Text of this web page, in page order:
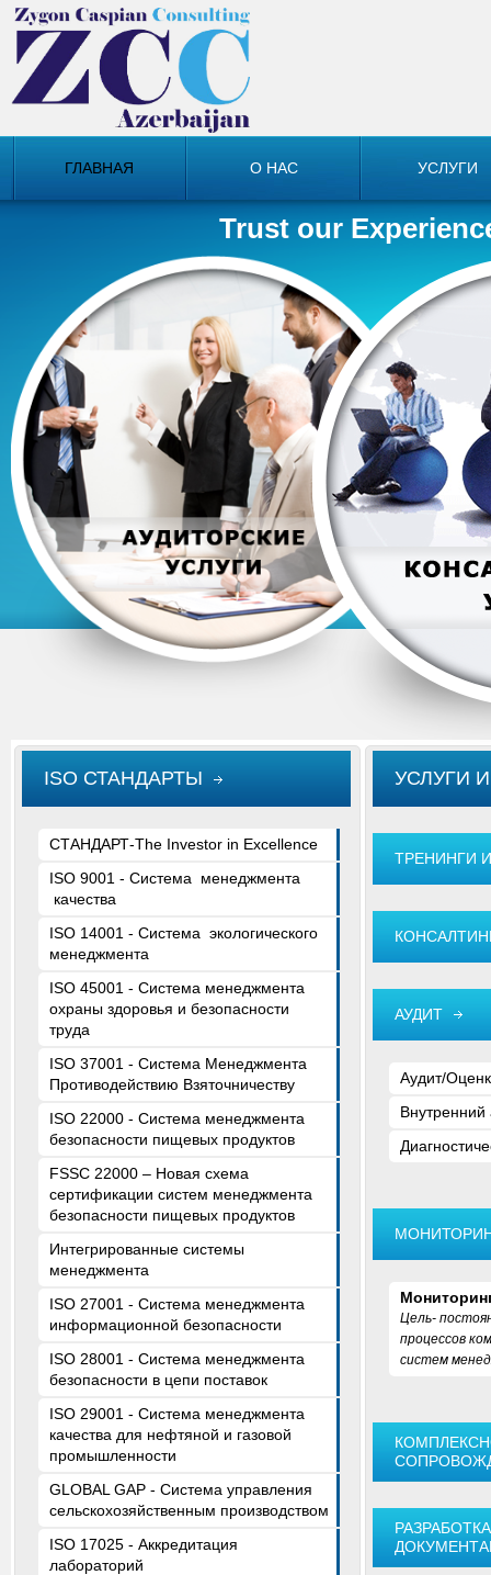
ГЛАВНАЯ О НАС УСЛУГИ
Trust our
ISO СТАНДАРТЫ
СТАНДАРТ-The Investor in Excellence
ISO 9001 - Система менеджмента
качества
ISO 14001 - Cистема экологического
менеджмента
ISO 45001 - Система менеджмента
охраны здоровья и безопасности
труда
ISO 37001 - Система Менеджмента
Противодействию Взяточничеству
ISO 22000 - Система менеджмента
безопасности пищевых продуктов
FSSC 22000 – Новая схема
сертификации систем менеджмента
безопасности пищевых продуктов
Интегрированные системы
менеджмента
ISO 27001 - Система менеджмента
информационной безопасности
ISO 28001 - Система менеджмента
безопасности в цепи поставок
ISO 29001 - Система менеджмента
качества для нефтяной и газовой
промышленности
GLOBAL GAP - Cистема управления
сельскохозяйственным производством
ISO 17025 - Аккредитация
лабораторий
УСЛУГИ
ТРЕНИНГИ
АУДИТ
Аудит/
Внутренний
Цель-
процессов
систем